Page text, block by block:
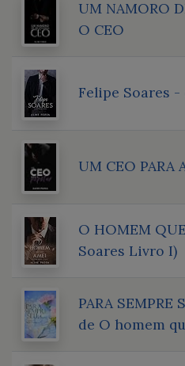
UM NAMORO
O CEO
Felipe Soares
UM CEO PARA
O HOMEM
Soares Livro I)
PARA SEMPRE
de O homem